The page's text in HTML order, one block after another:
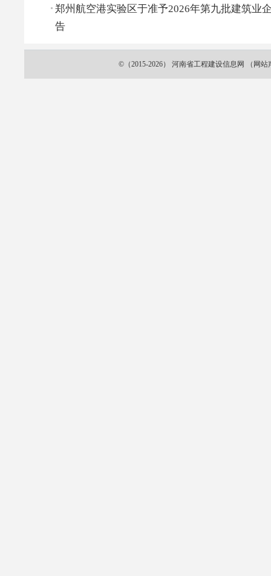
郑州航空港实验区于准予2026年第九批建筑业
告
©（2015-2026） 河南省工程建设信息网 （ 网站